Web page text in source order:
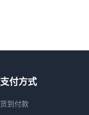
支付方式
货到付款